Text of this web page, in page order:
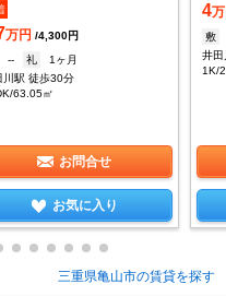
万円 /4,300円
-- 礼
1ヶ月
川駅 徒歩30分
63.05㎡
お問合せ
お気に入り
4
敷
井
1K/
三重県亀山市の賃貸を探す